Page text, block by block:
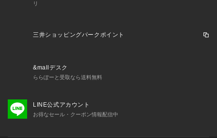
リ
三井ショッピングパークポイント
&mallデスク
ららぽーと受取なら送料無料
LINE公式アカウント
お得なセール・クーポン情報配信中